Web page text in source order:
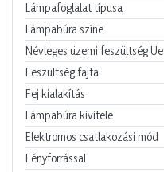
Lámpafoglalat típusa
Lámpabúra színe
Névleges üzemi feszültség Ue
Feszültség fajta
Fej kialakítás
Lámpabúra kivitele
Elektromos csatlakozási mód
Fényforrással